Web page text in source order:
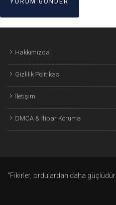
Hakkımızda
Gizlilik Politikası
İletişim
DMCA & İtibar Koruma
"Fikirler, ordulardan daha